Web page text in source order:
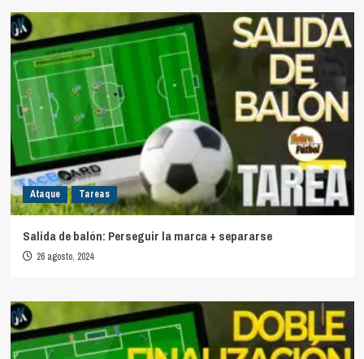
Ataque Tareas
Salida de balón: Perseguir la marca + separarse
26 agosto, 2024